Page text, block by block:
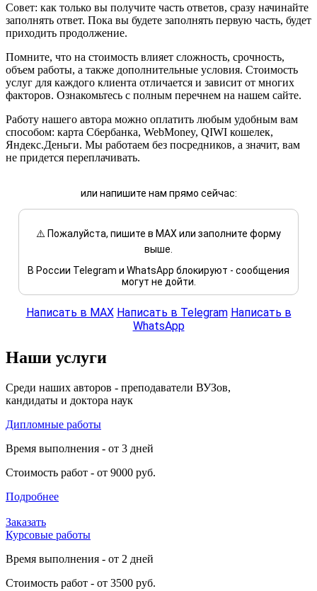
Совет: как только вы получите часть ответов, сразу начинайте
заполнять ответ. Пока вы будете заполнять первую часть, будет
приходить продолжение.
Помните, что на стоимость влияет сложность, срочность,
объем работы, а также дополнительные условия. Стоимость
услуг для каждого клиента отличается и зависит от многих
факторов. Ознакомьтесь с полным перечнем на нашем сайте.
Работу нашего автора можно оплатить любым удобным вам
способом: карта Сбербанка, WebMoney, QIWI кошелек,
Яндекс.Деньги. Мы работаем без посредников, а значит, вам
не придется переплачивать.
или напишите нам прямо сейчас:
⚠️ Пожалуйста, пишите в MAX или заполните форму
выше.
В России Telegram и WhatsApp блокируют - сообщения
могут не дойти.
Написать в MAX Написать в Telegram Написать в
WhatsApp
Наши услуги
Среди наших авторов - преподаватели ВУЗов,
кандидаты и доктора наук
Дипломные работы
Время выполнения - от 3 дней
Стоимость работ - от 9000 руб.
Подробнее
Заказать
Курсовые работы
Время выполнения - от 2 дней
Стоимость работ - от 3500 руб.